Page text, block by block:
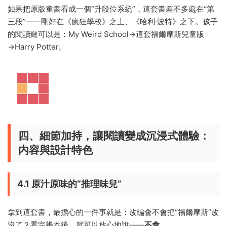
如果把原版童書看成一個“升段位系統”，這套書差不多處在“第
三段”——剛好在《瘋狂學校》之上、《哈利·波特》之下。孩子
的閱讀鏈可以是：My Weird School→這套福爾摩斯兒童版
→Harry Potter。
四、細節加持，讓閱讀變成沉浸式體驗：
内容與設計特色
4.1 原汁原味的“推理味兒”
拿到這套書，最擔心的一件事就是：改編會不會把“福爾摩斯”改